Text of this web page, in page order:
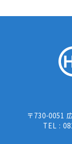
〒730-0051
TEL :